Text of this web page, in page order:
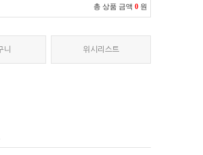
총 상품 금액 0 원
니 위시리스트